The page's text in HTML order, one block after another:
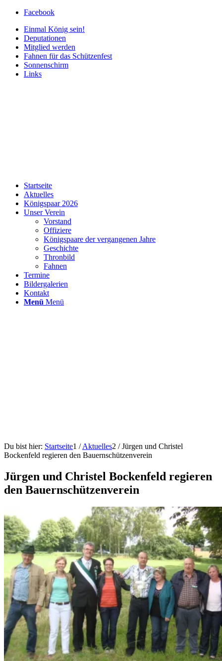
Facebook
Einmal König sein!
Deputationen
Mitglied werden
Fahnen für das Schützenfest
Sonnenschirm
Links
Startseite
Aktuelles
Königspaar 2026
Unser Verein
Vorstand
Offiziere
Königspaare der vergangenen Jahre
Geschichte
Thronbild
Fahnen
Termine
Bildergalerien
Kontakt
Menü Menü
Du bist hier: Startseite1 / Aktuelles2 / Jürgen und Christel
Bockenfeld regieren den Bauernschützenverein
Jürgen und Christel Bockenfeld regieren
den Bauernschützenverein